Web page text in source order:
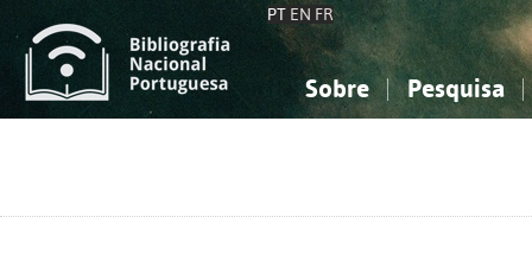
PT EN FR
Sobre Pesquisa